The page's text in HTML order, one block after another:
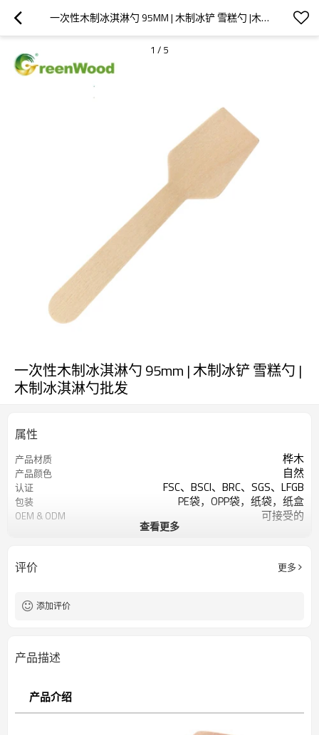
一次性木制冰淇淋勺 95MM | 木制冰铲 雪糕勺 |木制冰淇淋勺批发
1 / 5
一次性木制冰淇淋勺 95mm | 木制冰铲 雪糕勺 |
木制冰淇淋勺批发
属性
产品材质 桦木
产品颜色 自然
认证 FSC、BSCI、BRC、SGS、LFGB
包装 PE袋，OPP袋，纸袋，纸盒
OEM & ODM 可接受的
用法
最小起订量 每款 100,000 支
查看更多
评价 更多
添加评价
产品描述
产品介绍